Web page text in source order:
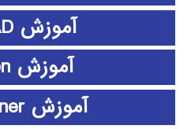
آموزش PSCAD
آموزش python
آموزش rapidminer